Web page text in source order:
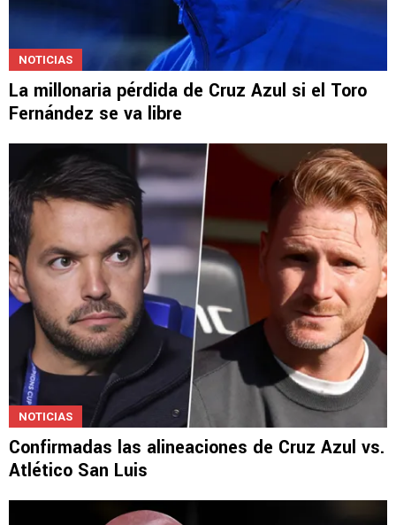
NOTICIAS
La millonaria pérdida de Cruz Azul si el Toro
Fernández se va libre
NOTICIAS
Confirmadas las alineaciones de Cruz Azul vs.
Atlético San Luis